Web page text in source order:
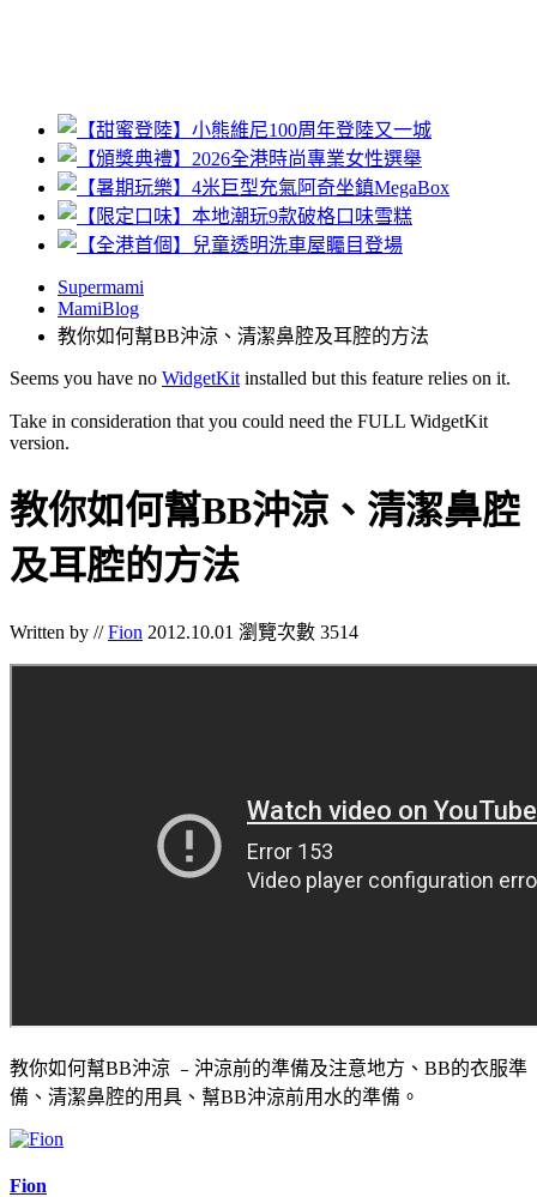
Supermami
MamiBlog
教你如何幫BB沖涼、清潔鼻腔及耳腔的方法
Seems you have no WidgetKit installed but this feature relies on it.
Take in consideration that you could need the FULL WidgetKit
version.
教你如何幫BB沖涼、清潔鼻腔
及耳腔的方法
Written by //Fion 2012.10.01 瀏覽次數 3514
教你如何幫BB沖涼 ﹣沖涼前的準備及注意地方、BB的衣服準
備、清潔鼻腔的用具、幫BB沖涼前用水的準備。
Fion